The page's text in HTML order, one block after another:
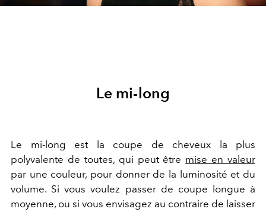
Le mi-long
Le mi-long est la coupe de cheveux la plus
polyvalente de toutes, qui peut être mise en valeur
par une couleur, pour donner de la luminosité et du
volume. Si vous voulez passer de coupe longue à
moyenne, ou si vous envisagez au contraire de laisser